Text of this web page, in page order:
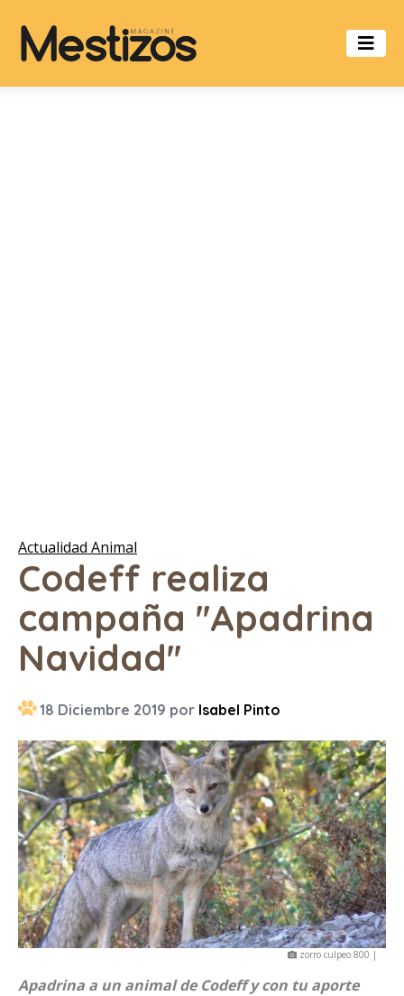
Actualidad Animal
Codeff realiza
campaña ''Apadrina
Navidad''
18 Diciembre 2019 por Isabel Pinto
zorro culpeo 800 |
Apadrina a un animal de Codeff y con tu aporte